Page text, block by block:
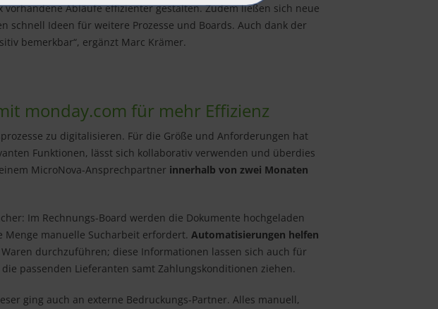
Abläufe effizienter gestalten. Zudem ließen sich neue
schnell Ideen für weitere Prozesse und Boards. Auch dank der
bemerkbar“, ergänzt Marc Krämer.
monday.com für mehr Effizienz
zu digitalisieren. Für die Größe und Anforderungen hat
Funktionen, lässt sich kollaborativ verwenden und überdies
MicroNova-Ansprechpartner innerhalb von zwei Monaten
Im Rechnungs-Board werden die Dokumente hochgeladen
manuelle Sucharbeit erfordert. Automatisierungen helfen
durchzuführen; diese Informationen lassen sich auch für
passenden Lieferanten samt Zahlungskonditionen ziehen.
ging auch an externe Bedruckungs-Partner. Alles manuell,